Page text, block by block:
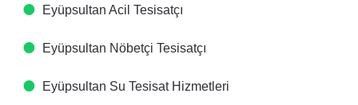
Eyüpsultan Acil Tesisatçı
Eyüpsultan Nöbetçi Tesisatçı
Eyüpsultan Su Tesisat Hizmetleri